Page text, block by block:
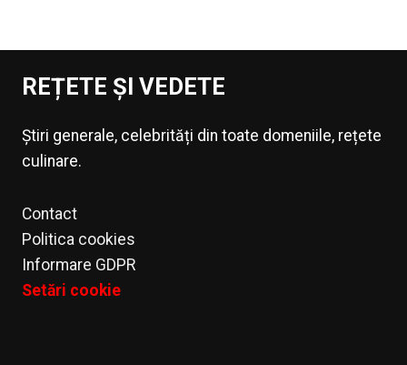
REȚETE ȘI VEDETE
Știri generale, celebrități din toate domeniile, rețete
culinare.
Contact
Politica cookies
Informare GDPR
Setări cookie